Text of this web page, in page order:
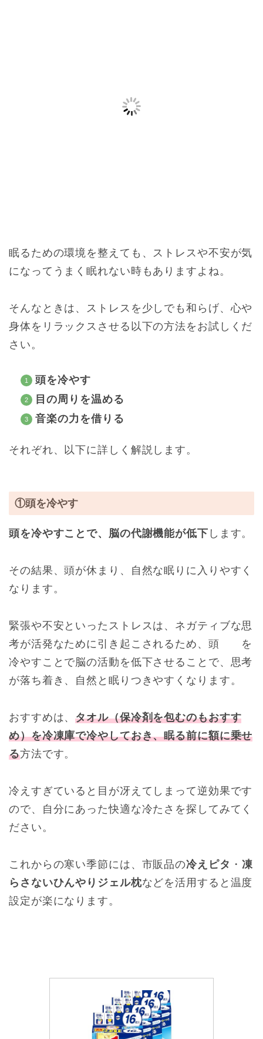
眠るための環境を整えても、ストレスや不安が気
になってうまく眠れない時もありますよね。
そんなときは、ストレスを少しでも和らげ、心や
身体をリラックスさせる以下の方法をお試しくだ
さい。
頭を冷やす
目の周りを温める
音楽の力を借りる
それぞれ、以下に詳しく解説します。
①頭を冷やす
頭を冷やすことで、脳の代謝機能が低下 します。
その結果、頭が休まり、自然な眠りに入りやすく
なります。
緊張や不安といったストレスは、ネガティブな思
考が活発なために引き起こされるため、頭 を
冷やすことで脳の活動を低下させることで、思考
が落ち着き、自然と眠りつきやすくなります。
おすすめは、タオル（保冷剤を包むのもおすす
め）を冷凍庫で冷やしておき、眠る前に額に乗せ
る方法です。
冷えすぎていると目が冴えてしまって逆効果です
ので、自分にあった快適な冷たさを探してみてく
ださい。
これからの寒い季節には、市販品の冷えピタ ・ 凍
らさないひんやりジェル枕などを活用すると温度
設定が楽になります。